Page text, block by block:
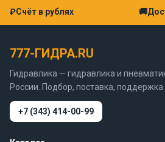
₽Счёт в рублях 🚚
777-ГИДРА.RU
Гидравлика — гидравлика и
России. Подбор, поставка, поддержка.
+7 (343) 414-00-99